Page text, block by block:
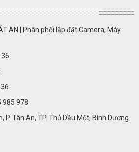
AN | Phân phối lắp đặt Camera, Máy
985 978
P. Tân An, TP. Thủ Dầu Một, Bình Dương.